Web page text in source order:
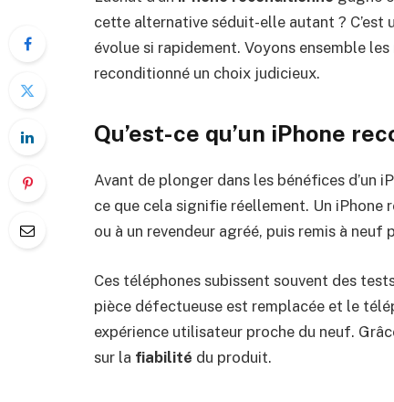
cette alternative séduit-elle autant ?
évolue si rapidement. Voyons ensemble
reconditionné un choix judicieux.
Qu’est-ce qu’un iPhone
Avant de plonger dans les bénéfices d’un
ce que cela signifie réellement. Un
ou à un revendeur agréé, puis remis à
Ces téléphones subissent souvent des
pièce défectueuse est remplacée et le
expérience utilisateur proche du neuf.
sur la fiabilité du produit.